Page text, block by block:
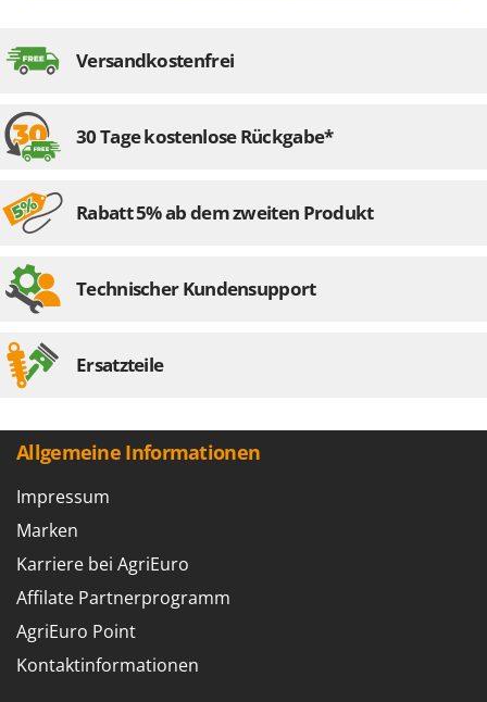
Troy-Bilt
U
Unger
V
Verdemax
W
Weber
Wiper EcoRobot
Wortex
Worx
Y Yard Force
Z
Zanon
Versandkostenfrei
30 Tage kostenlose Rückgabe*
Rabatt 5% ab dem zweiten Produkt
Technischer Kundensupport
Ersatzteile
Allgemeine Informationen
Impressum
Marken
Karriere bei AgriEuro
Affilate Partnerprogramm
AgriEuro Point
Kontaktinformationen